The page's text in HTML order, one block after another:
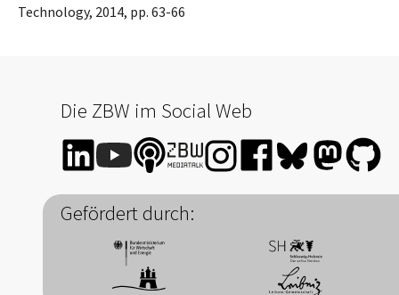
Technology, 2014, pp. 63-66
Die ZBW im Social Web
Gefördert durch: